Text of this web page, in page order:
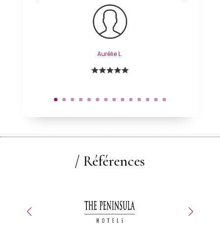
Aurélie L.
/ Références